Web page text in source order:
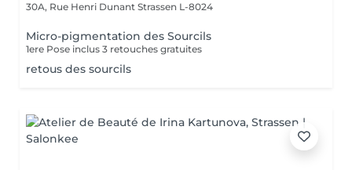
30A, Rue Henri Dunant Strassen L-8024
Micro-pigmentation des Sourcils
1ere Pose inclus 3 retouches gratuites
retous des sourcils